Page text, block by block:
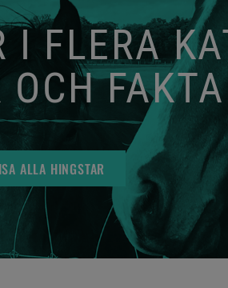
FLERA
OCH FAKTA
ALLA HINGSTAR